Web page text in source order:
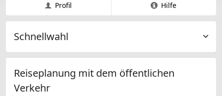
Profil Hilfe
Schnellwahl
Reiseplanung mit dem öffentlichen
Verkehr